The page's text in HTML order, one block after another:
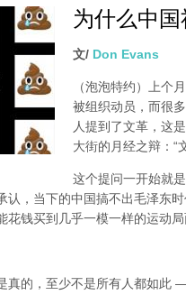
为什么中国
文/ Don Evans
（泡泡特约）
上个
被组织动员，而很
人提到了文革，这
大街的月经之辩：“
这个提问一开始就
认，当下的中国搞不出毛泽东
钱买到几乎一模一样的运动局
真的，至少不是所有人都如